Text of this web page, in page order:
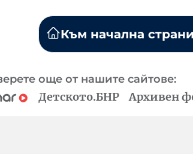
Към начална
още от нашите сайтове:
Детското.БНР Архивен